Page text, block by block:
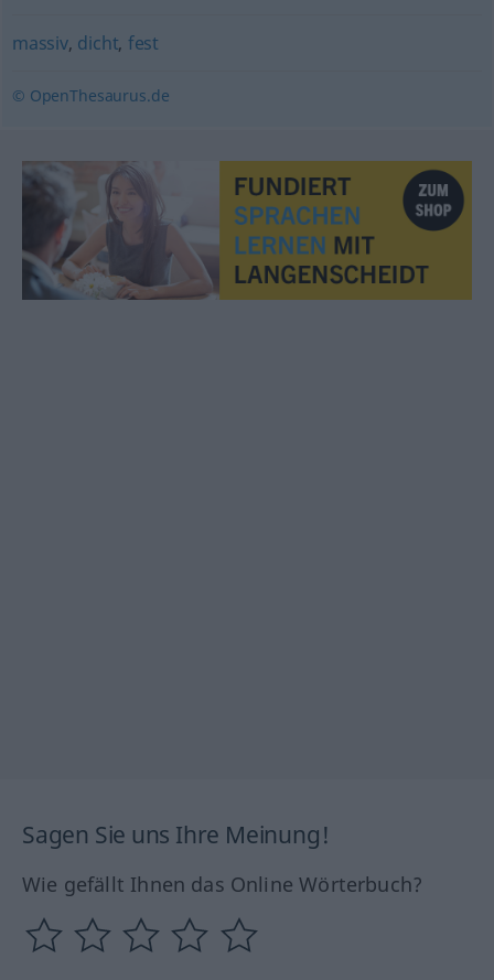
massiv, dicht, fest
© OpenThesaurus.de
Sagen Sie uns Ihre Meinung!
Wie gefällt Ihnen das Online Wörterbuch?